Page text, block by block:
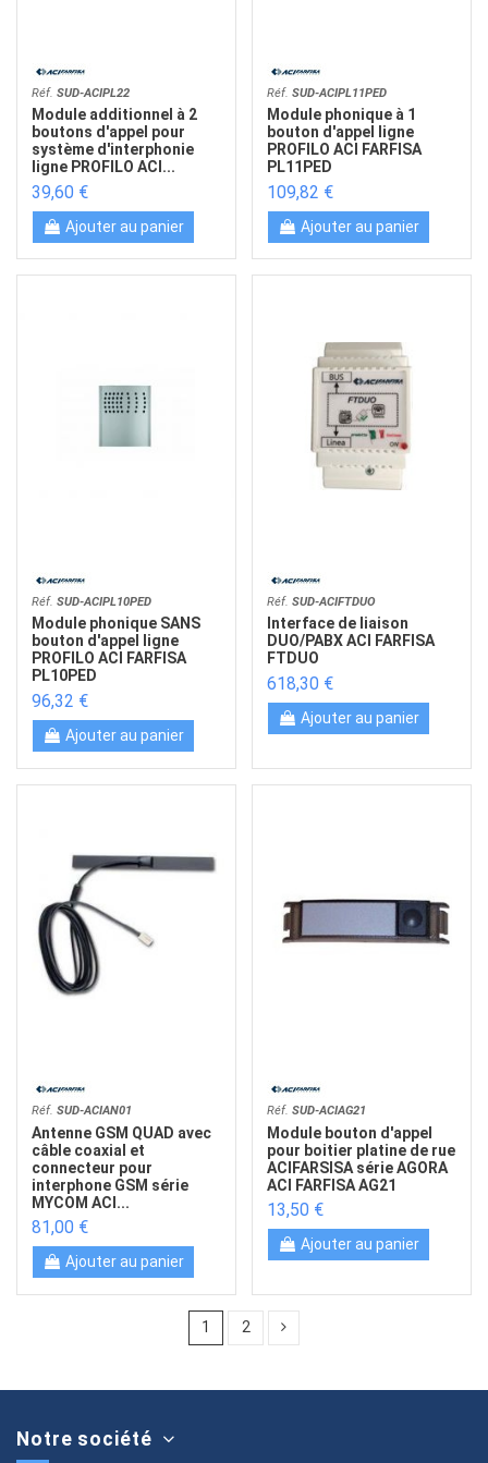
Réf.SUD-ACIPL22
Module additionnel à 2
boutons d'appel pour
système d'interphonie
ligne PROFILO ACI...
39,60 €
Ajouter au panier
Réf.SUD-ACIPL11PED
Module phonique à 1
bouton d'appel ligne
PROFILO ACI FARFISA
PL11PED
109,82 €
Ajouter au panier
Réf.SUD-ACIPL10PED
Module phonique SANS
bouton d'appel ligne
PROFILO ACI FARFISA
PL10PED
96,32 €
Ajouter au panier
Réf.SUD-ACIFTDUO
Interface de liaison
DUO/PABX ACI FARFISA
FTDUO
618,30 €
Ajouter au panier
Réf.SUD-ACIAN01
Antenne GSM QUAD avec
câble coaxial et
connecteur pour
interphone GSM série
MYCOM ACI...
81,00 €
Ajouter au panier
Réf.SUD-ACIAG21
Module bouton d'appel
pour boitier platine de rue
ACIFARSISA série AGORA
ACI FARFISA AG21
13,50 €
Ajouter au panier
1 2
Notre société